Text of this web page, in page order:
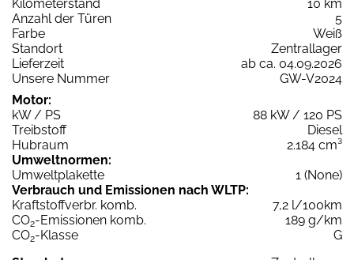
Kilometerstand
10 km
Anzahl der Türen
5
Farbe
Weiß
Standort
Zentrallager
Lieferzeit
ab ca. 04.09.2026
Unsere Nummer
GW-V2024
Motor:
kW / PS
88 kW / 120 PS
Treibstoff
Diesel
Hubraum
2.184 cm³
Umweltnormen:
Umweltplakette
1 (None)
Verbrauch und Emissionen nach WLTP:
Kraftstoffverbr. komb.
7,2 l/100km
CO2-Emissionen komb.
189 g/km
CO2-Klasse
G